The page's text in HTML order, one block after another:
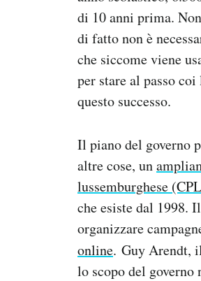
di 10 anni prima.
di fatto non è
che siccome viene
per stare al passo
questo successo.
Il piano del governo
altre cose, un
lussemburghese
che esiste dal 1998.
organizzare
online. Guy Arendt,
lo scopo del governo